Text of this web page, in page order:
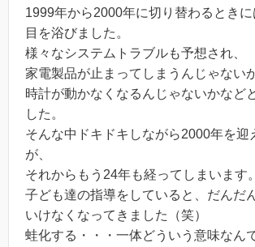
1999年から2000年に切り替わるとき
目を浴びました。
様々なシステムトラブルも予想され、
家電製品が止まってしまうんじゃないか
時計が動かなくなるんじゃないかなど
した。
そんな中ドキドキしながら2000年を迎
が、
それからもう24年も経ってしまいます。
子ども達の指導をしていると、だんだ
いけなくなってきました（笑）
蛙化する・・・一体どういう意味なん